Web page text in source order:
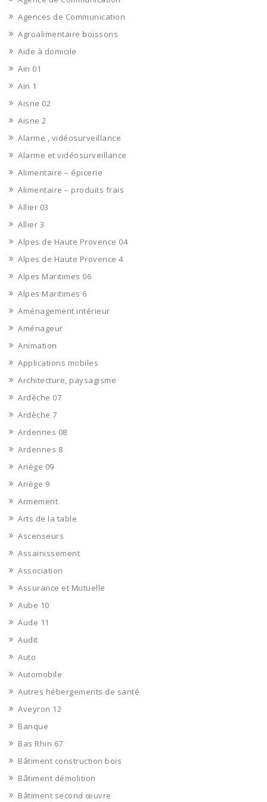
Agences de Communication
Agroalimentaire boissons
Aide à domicile
Ain 01
Ain 1
Aisne 02
Aisne 2
Alarme , vidéosurveillance
Alarme et vidéosurveillance
Alimentaire – épicerie
Alimentaire – produits frais
Allier 03
Allier 3
Alpes de Haute Provence 04
Alpes de Haute Provence 4
Alpes Maritimes 06
Alpes Maritimes 6
Aménagement intérieur
Aménageur
Animation
Applications mobiles
Architecture, paysagisme
Ardèche 07
Ardèche 7
Ardennes 08
Ardennes 8
Ariège 09
Ariège 9
Armement
Arts de la table
Ascenseurs
Assainissement
Association
Assurance et Mutuelle
Aube 10
Aude 11
Audit
Auto
Automobile
Autres hébergements de santé
Aveyron 12
Banque
Bas Rhin 67
Bâtiment construction bois
Bâtiment démolition
Bâtiment second œuvre